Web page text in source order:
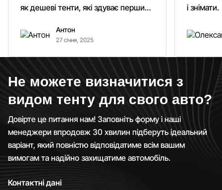
як дешеві тенти, які здуває першим
Рекомендую однозначно!
Антон
27 січня, 2025
і знімати.
Не можете визначитися з
видом тенту для свого авто?
Довірте це питання нам! Заповніть форму і наші
менеджери впродовж 30 хвилин підберуть ідеальний
варіант, який повністю відповідатиме всім вашим
вимогам та надійно захищатиме автомобіль.
Контактні дані